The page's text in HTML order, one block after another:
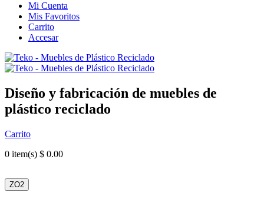
Mi Cuenta
Mis Favoritos
Carrito
Accesar
Diseño y fabricación de muebles de
plástico reciclado
Carrito
0 item(s) $ 0.00
ZO2